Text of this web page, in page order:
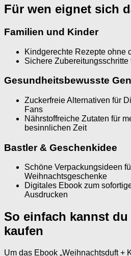
Für wen eignet sich
Familien und Kinder
Kindgerechte Rezepte ohne
Sichere
Gesundheitsbewusste
Zuckerfreie Alternativen für
Fans
Nährstoffreiche Zutaten für
besinnlichen Zeit
Bastler & Geschenkidee
Schöne Verpackungsideen
Weihnachtsgeschenke
Digitales Ebook zum
Ausdrucken
So einfach kannst
kaufen
Um das Ebook „Weihnachtsduft +